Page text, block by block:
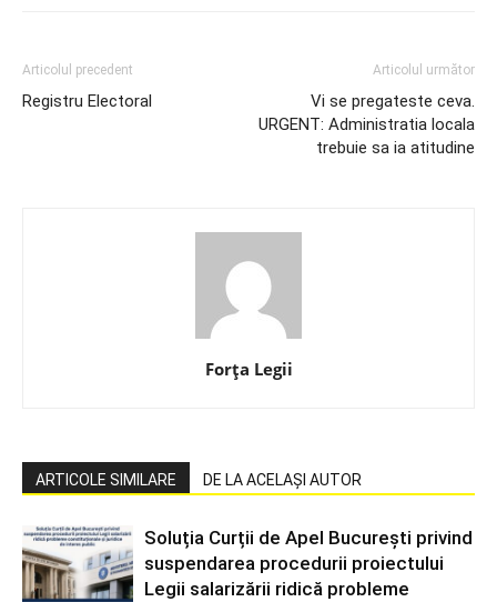
Articolul precedent
Registru Electoral
Articolul următor
Vi se pregateste ceva.
URGENT: Administratia locala
trebuie sa ia atitudine
Forța Legii
ARTICOLE SIMILARE DE LA ACELAȘI AUTOR
Soluția Curții de Apel București privind
suspendarea procedurii proiectului
Legii salarizării ridică probleme